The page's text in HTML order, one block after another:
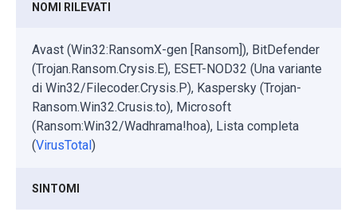
NOMI RILEVATI
Avast (Win32:RansomX-gen [Ransom]), BitDefender
(Trojan.Ransom.Crysis.E), ESET-NOD32 (Una variante
di Win32/Filecoder.Crysis.P), Kaspersky (Trojan-
Ransom.Win32.Crusis.to), Microsoft
(Ransom:Win32/Wadhrama!hoa), Lista completa
(VirusTotal )
SINTOMI